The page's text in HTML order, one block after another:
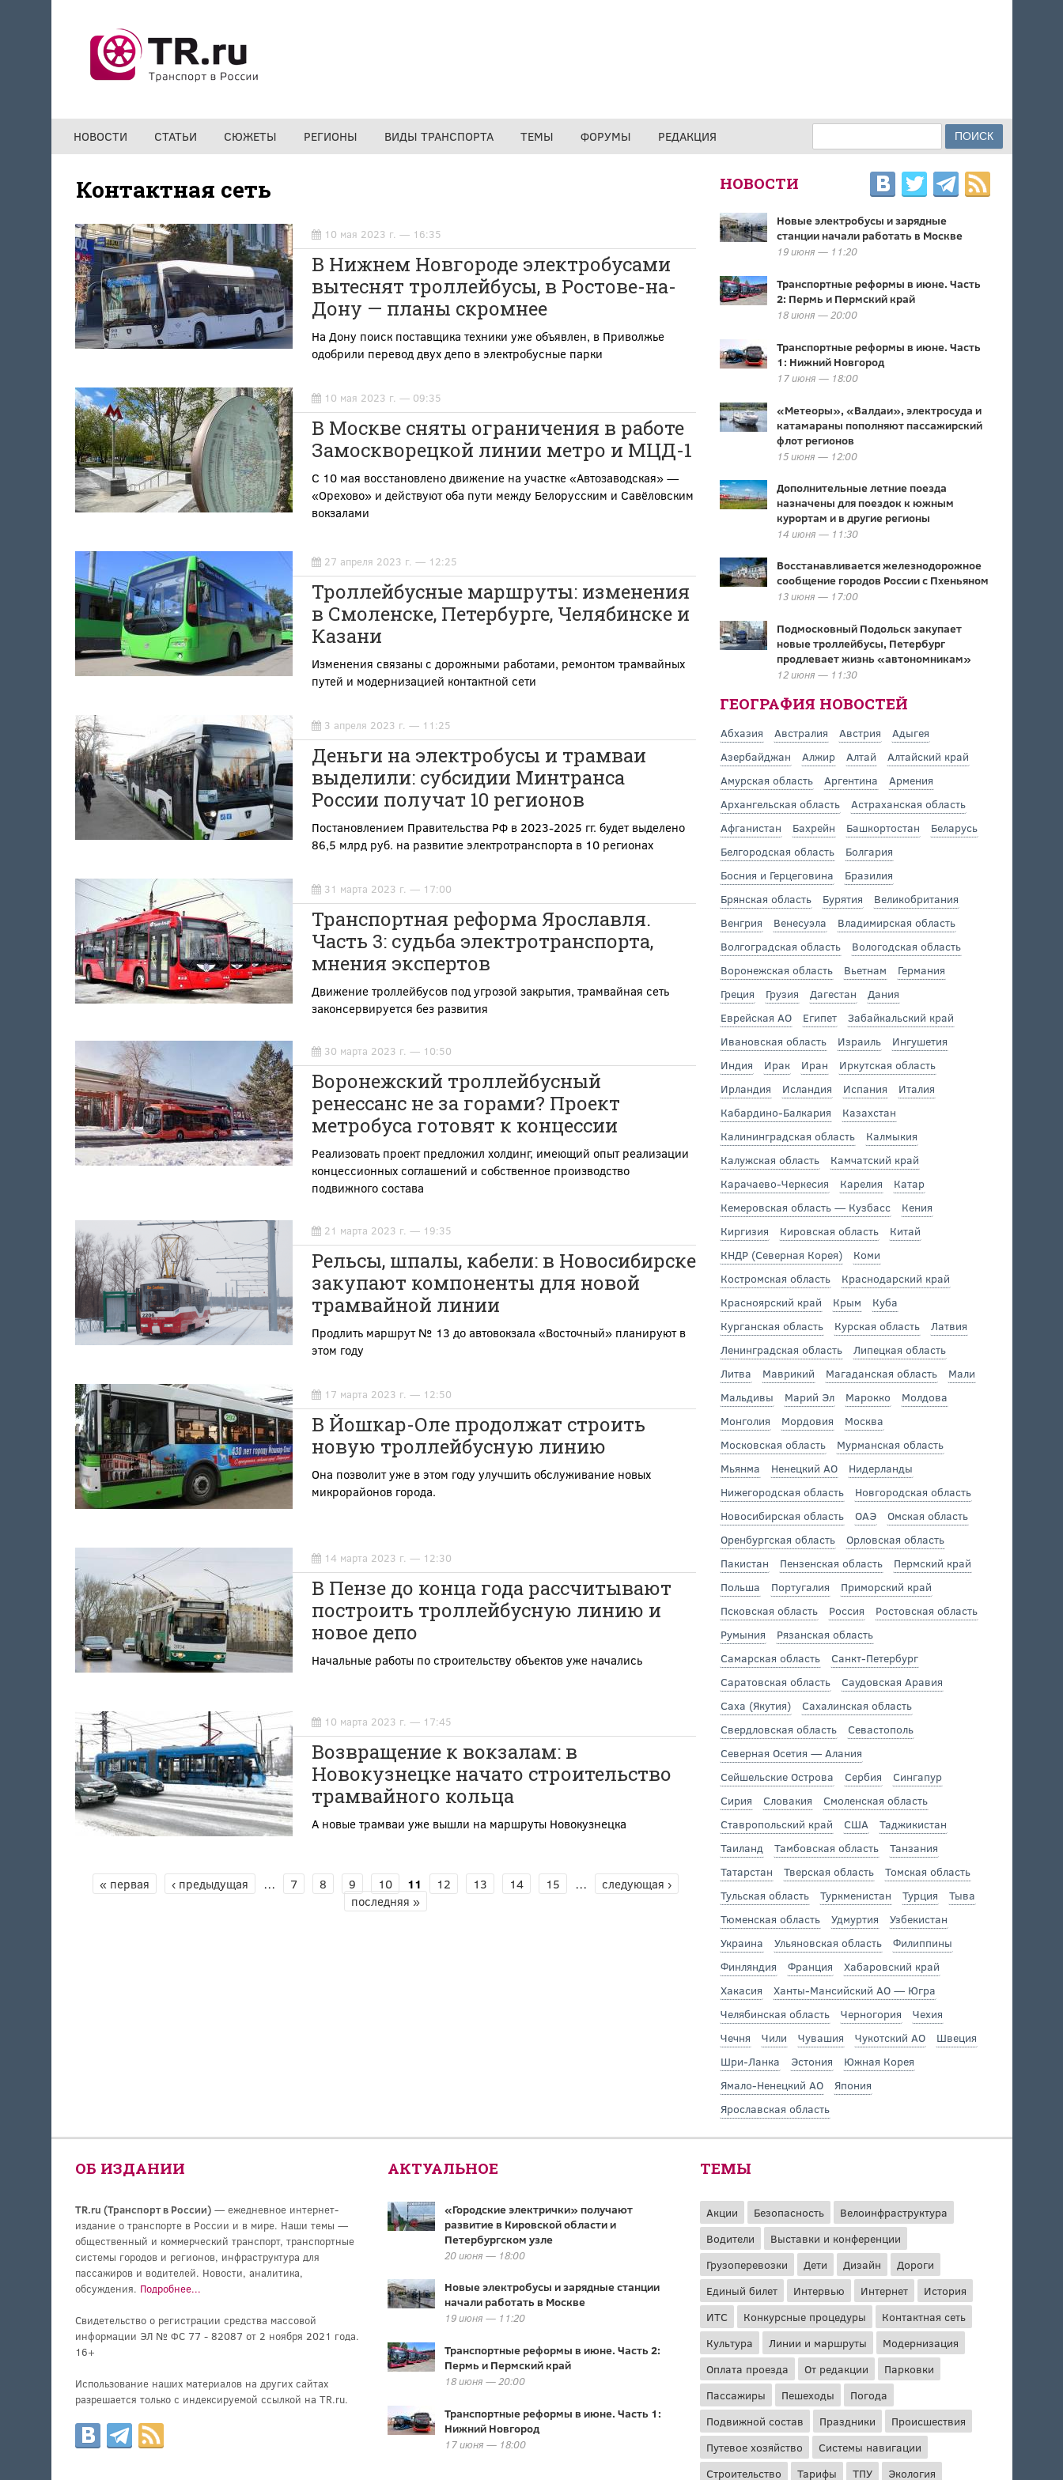
НОВОСТИ СТАТЬИ СЮЖЕТЫ РЕГИОНЫ ВИДЫ ТРАНСПОРТА ТЕМЫ ФОРУМЫ РЕДАКЦИЯ ФОРМА ПОИСКА
Контактная сеть
10 мая 2023 г. — 16:35
В Нижнем Новгороде электробусами
вытеснят троллейбусы, в Ростове-на-
Дону — планы скромнее
На Дону поиск поставщика техники уже объявлен, в Приволжье
одобрили перевод двух депо в электробусные парки
10 мая 2023 г. — 09:35
В Москве сняты ограничения в работе
Замоскворецкой линии метро и МЦД-1
С 10 мая восстановлено движение на участке «Автозаводская» —
«Орехово» и действуют оба пути между Белорусским и Савёловским
вокзалами
27 апреля 2023 г. — 12:25
Троллейбусные маршруты: изменения
в Смоленске, Петербурге, Челябинске и
Казани
Изменения связаны с дорожными работами, ремонтом трамвайных
путей и модернизацией контактной сети
3 апреля 2023 г. — 11:25
Деньги на электробусы и трамваи
выделили: субсидии Минтранса
России получат 10 регионов
Постановлением Правительства РФ в 2023-2025 гг. будет выделено
86,5 млрд руб. на развитие электротранспорта в 10 регионах
31 марта 2023 г. — 17:00
Транспортная реформа Ярославля.
Часть 3: судьба электротранспорта,
мнения экспертов
Движение троллейбусов под угрозой закрытия, трамвайная сеть
законсервируется без развития
30 марта 2023 г. — 10:50
Воронежский троллейбусный
ренессанс не за горами? Проект
метробуса готовят к концессии
Реализовать проект предложил холдинг, имеющий опыт реализации
концессионных соглашений и собственное производство
подвижного состава
21 марта 2023 г. — 19:35
Рельсы, шпалы, кабели: в Новосибирске
закупают компоненты для новой
трамвайной линии
Продлить маршрут № 13 до автовокзала «Восточный» планируют в
этом году
17 марта 2023 г. — 12:50
В Йошкар-Оле продолжат строить
новую троллейбусную линию
Она позволит уже в этом году улучшить обслуживание новых
микрорайонов города.
14 марта 2023 г. — 12:30
В Пензе до конца года рассчитывают
построить троллейбусную линию и
новое депо
Начальные работы по строительству объектов уже начались
10 марта 2023 г. — 17:45
Возвращение к вокзалам: в
Новокузнецке начато строительство
трамвайного кольца
А новые трамваи уже вышли на маршруты Новокузнецка
СТРАНИЦЫ
« первая ‹ предыдущая … 7 8 9 10 11 12 13 14 15 …
следующая ›
последняя »
НОВОСТИ
Новые электробусы и зарядные
станции начали работать в Москве
19 июня — 11:20
Транспортные реформы в июне. Часть
2: Пермь и Пермский край
18 июня — 20:00
Транспортные реформы в июне. Часть
1: Нижний Новгород
17 июня — 18:00
«Метеоры», «Валдаи», электросуда и
катамараны пополняют пассажирский
флот регионов
15 июня — 12:00
Дополнительные летние поезда
назначены для поездок к южным
курортам и в другие регионы
14 июня — 11:30
Восстанавливается железнодорожное
сообщение городов России с Пхеньяном
13 июня — 17:00
Подмосковный Подольск закупает
новые троллейбусы, Петербург
продлевает жизнь «автономникам»
12 июня — 11:30
ГЕОГРАФИЯ НОВОСТЕЙ
Абхазия Австралия Австрия
Адыгея
Азербайджан
Алжир Алтай
Алтайский край
Амурская область
Аргентина
Армения
Архангельская область
Астраханская область
Афганистан
Бахрейн Башкортостан
Беларусь
Белгородская область
Болгария
Босния и Герцеговина
Бразилия
Брянская область
Бурятия
Великобритания
Венгрия
Венесуэла
Владимирская область
Волгоградская область
Вологодская область
Воронежская область
Вьетнам
Германия
Греция
Грузия Дагестан
Дания
Еврейская АО
Египет
Забайкальский край
Ивановская область
Израиль
Ингушетия
Индия
Ирак Иран
Иркутская область
Ирландия
Исландия Испания
Италия
Кабардино-Балкария
Казахстан
Калининградская область
Калмыкия
Калужская область
Камчатский край
Карачаево-Черкесия
Карелия
Катар
Кемеровская область — Кузбасс
Кения
Киргизия
Кировская область
Китай
КНДР (Северная Корея)
Коми
Костромская область
Краснодарский край
Красноярский край
Крым
Куба
Курганская область
Курская область
Латвия
Ленинградская область
Липецкая область
Литва
Маврикий Магаданская область
Мали
Мальдивы
Марий Эл Марокко
Молдова
Монголия
Мордовия
Москва
Московская область
Мурманская область
Мьянма
Ненецкий АО
Нидерланды
Нижегородская область
Новгородская область
Новосибирская область
ОАЭ
Омская область
Оренбургская область
Орловская область
Пакистан
Пензенская область
Пермский край
Польша
Португалия
Приморский край
Псковская область
Россия
Ростовская область
Румыния
Рязанская область
Самарская область
Санкт-Петербург
Саратовская область
Саудовская Аравия
Саха (Якутия)
Сахалинская область
Свердловская область
Севастополь
Северная Осетия — Алания
Сейшельские Острова
Сербия
Сингапур
Сирия
Словакия
Смоленская область
Ставропольский край
США
Таджикистан
Таиланд
Тамбовская область
Танзания
Татарстан
Тверская область
Томская область
Тульская область
Туркменистан Турция
Тыва
Тюменская область
Удмуртия
Узбекистан
Украина
Ульяновская область
Филиппины
Финляндия
Франция
Хабаровский край
Хакасия
Ханты-Мансийский АО — Югра
Челябинская область
Черногория
Чехия
Чечня
Чили Чувашия Чукотский АО
Швеция
Шри-Ланка
Эстония
Южная Корея
Ямало-Ненецкий АО
Япония
Ярославская область
ОБ ИЗДАНИИ
TR.ru (Транспорт в России)— ежедневное интернет-
издание о транспорте в России и в мире. Наши темы —
общественный и коммерческий транспорт, транспортные
системы городов и регионов, инфраструктура для
пассажиров и водителей. Новости, аналитика,
обсуждения. Подробнее...
Свидетельство о регистрации средства массовой
информации ЭЛ № ФС 77 - 82087 от 2 ноября 2021 года.
16+
Использование наших материалов на других сайтах
разрешается только с индексируемой ссылкой на TR.ru.
АКТУАЛЬНОЕ
«Городские электрички» получают
развитие в Кировской области и
Петербургском узле
20 июня — 18:00
Новые электробусы и зарядные станции
начали работать в Москве
19 июня — 11:20
Транспортные реформы в июне. Часть 2:
Пермь и Пермский край
18 июня — 20:00
Транспортные реформы в июне. Часть 1:
Нижний Новгород
17 июня — 18:00
ТЕМЫ
Акции Безопасность
Велоинфраструктура
Водители
Выставки и конференции
Грузоперевозки
Дети Дизайн
Дороги
Единый билет
Интервью Интернет
История
ИТС
Конкурсные процедуры
Контактная сеть
Культура
Линии и маршруты
Модернизация
Оплата проезда
От редакции
Парковки
Пассажиры
Пешеходы
Погода
Подвижной состав
Праздники
Происшествия
Путевое хозяйство
Системы навигации
Строительство
Тарифы ТПУ Экология